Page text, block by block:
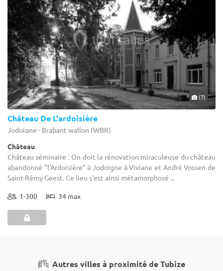
(7)
Château De L'ardoisière
Jodoigne - Brabant wallon (WBR)
Château
Château séminaire : On doit la rénovation miraculeuse du château
abandonné "l'Ardoisière" à Jodoigne à Viviane et André Vossen de
Saint-Rémy Geest. Ce lieu s'est ainsi métamorphosé ...
1-300 34 max
Autres villes à proximité de Tubize